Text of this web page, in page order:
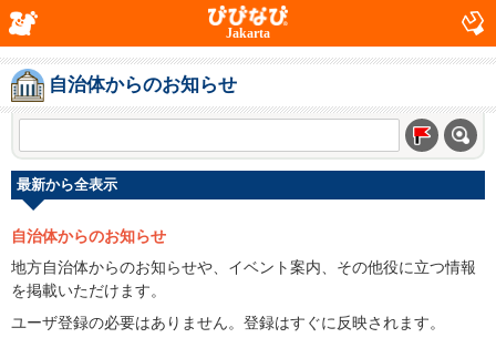
Jakarta
自治体からのお知らせ
最新から全表示
自治体からのお知らせ
地方自治体からのお知らせや、イベント案内、その他役に立つ情報
を掲載いただけます。
ユーザ登録の必要はありません。登録はすぐに反映されます。